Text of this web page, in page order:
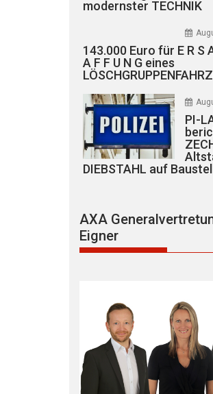
modernster TECHNIK
143.000 Euro für E R S
A F F U N G eines
PI-
DIEBSTAHL auf
AXA
Eigner